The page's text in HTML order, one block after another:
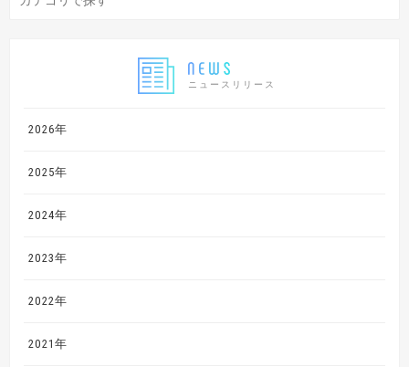
ニュースリリース
2026年
2025年
2024年
2023年
2022年
2021年